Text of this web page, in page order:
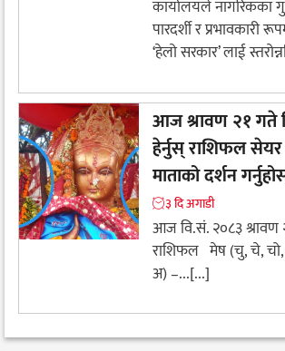
कार्यालयले नागरिकका
पारदर्शी र प्रभावकारी
‘हेलो सरकार’ लाई
आज श्रावण २१ गते
हेर्नुस् राशिफल सेयर
माताको दर्शन
३ दि अगाडी
आज वि.सं. २०८३ श्रावण
राशिफल मेष (चु, चे,
अ) –...[...]